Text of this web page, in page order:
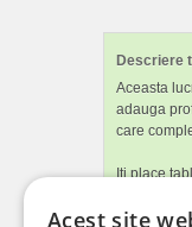
Descriere
Aceasta
adauga
care
Iti place
Acest site